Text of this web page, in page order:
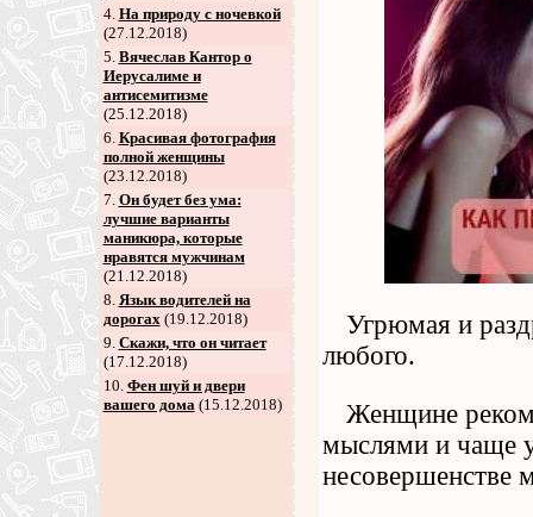
4. На природу с ночевкой
(27.12.2018)
5. Вячеслав Кантор о
Иерусалиме и
антисемитизме
(25.12.2018)
6. Красивая фотография
полной женщины
(23.12.2018)
7. Он будет без ума:
лучшие варианты
маникюра, которые
нравятся мужчинам
(21.12.2018)
8. Язык водителей на
дорогах(19.12.2018)
9. Скажи, что он читает
(17.12.2018)
10. Фен шуй и двери
вашего дома(15.12.2018)
Угрюмая и
любого.
Женщине
мыслями и чаще
несовершенстве